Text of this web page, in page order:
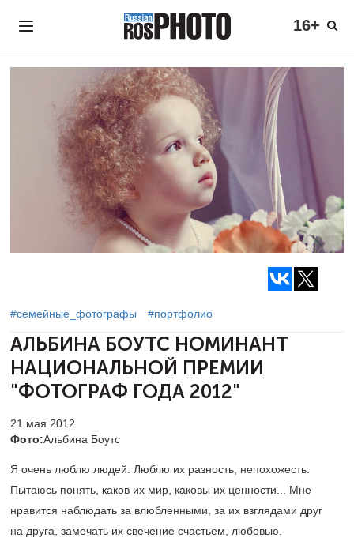
16+
#семейные_фотографы #портфолио
АЛЬБИНА БОУТС НОМИНАНТ
НАЦИОНАЛЬНОЙ ПРЕМИИ
"ФОТОГРАФ ГОДА 2012"
21 мая 2012
Фото:Альбина Боутс
Я очень люблю людей. Люблю их разность, непохожесть.
Пытаюсь понять, каков их мир, каковы их ценности... Мне
нравится наблюдать за влюбленными, за их взглядами друг
на друга, замечать их свечение счастьем, любовью.